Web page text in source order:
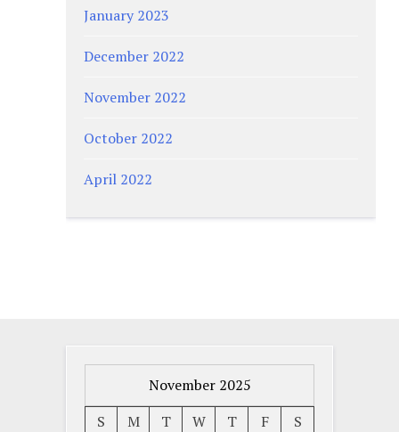
January 2023
December 2022
November 2022
October 2022
April 2022
November 2025
S
M T W T F S